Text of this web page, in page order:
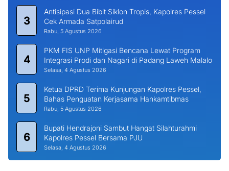
3
Antisipasi Dua Bibit Siklon Tropis, Kapolres Pessel
Cek Armada Satpolairud
Rabu, 5 Agustus 2026
4
PKM FIS UNP Mitigasi Bencana Lewat Program
Integrasi Prodi dan Nagari di Padang Laweh Malalo
Selasa, 4 Agustus 2026
5
Ketua DPRD Terima Kunjungan Kapolres Pessel,
Bahas Penguatan Kerjasama Hankamtibmas
Rabu, 5 Agustus 2026
6
Bupati Hendrajoni Sambut Hangat Silahturahmi
Kapolres Pessel Bersama PJU
Selasa, 4 Agustus 2026